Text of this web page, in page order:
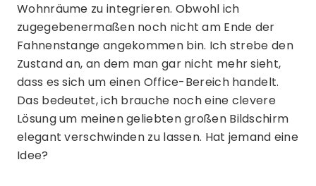
Wohnräume zu integrieren. Obwohl ich
zugegebenermaßen noch nicht am Ende der
Fahnenstange angekommen bin. Ich strebe den
Zustand an, an dem man gar nicht mehr sieht,
dass es sich um einen Office-Bereich handelt.
Das bedeutet, ich brauche noch eine clevere
Lösung um meinen geliebten großen Bildschirm
elegant verschwinden zu lassen. Hat jemand eine
Idee?